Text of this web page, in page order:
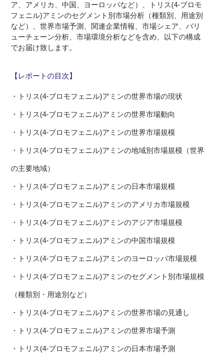
ア、アメリカ、中国、ヨーロッパなど）、トリス(4-ブロモ
フェニル)アミンのセグメント別市場分析（種類別、用途別
など）、世界市場予測、関連企業情報、市場シェア、バリ
ューチェーン分析、市場環境分析などを含め、以下の構成
でお届け致します。
【レポートの目次】
・トリス(4-ブロモフェニル)アミンの世界市場の現状
・トリス(4-ブロモフェニル)アミンの世界市場動向
・トリス(4-ブロモフェニル)アミンの世界市場規模
・トリス(4-ブロモフェニル)アミンの地域別市場規模（世界
の主要地域）
・トリス(4-ブロモフェニル)アミンの日本市場規模
・トリス(4-ブロモフェニル)アミンのアメリカ市場規模
・トリス(4-ブロモフェニル)アミンのアジア市場規模
・トリス(4-ブロモフェニル)アミンの中国市場規模
・トリス(4-ブロモフェニル)アミンのヨーロッパ市場規模
・トリス(4-ブロモフェニル)アミンのセグメント別市場規模
（種類別・用途別など）
・トリス(4-ブロモフェニル)アミンの世界市場の見通し
・トリス(4-ブロモフェニル)アミンの世界市場予測
・トリス(4-ブロモフェニル)アミンの日本市場予測